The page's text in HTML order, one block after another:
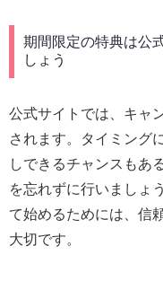
期間限定の特典は公
しょう
公式サイトでは、キャ
されます。タイミング
しできるチャンスもあ
を忘れずに行いましょ
て始めるためには、信
大切です。